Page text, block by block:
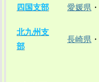
四国支部 愛媛県 ・
北九州支
部
長崎県 ・